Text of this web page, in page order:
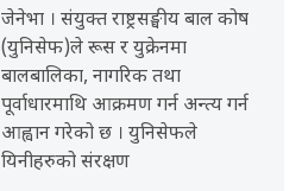
जेनेभा । संयुक्त राष्ट्रसङ्घीय बाल कोष
(युनिसेफ)ले रूस र युक्रेनमा
बालबालिका, नागरिक तथा
पूर्वाधारमाथि आक्रमण गर्न अन्त्य गर्न
आह्वान गरेको छ । युनिसेफले
यिनीहरुको संरक्षण